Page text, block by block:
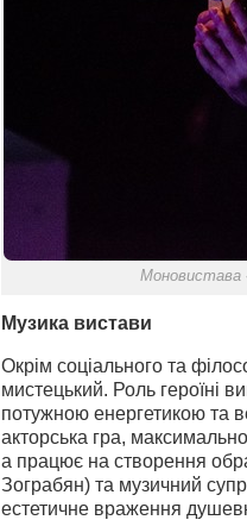
Моновистава
Музика вистави
Окрім соціального та
мистецький. Роль героїні
потужною енергетикою та
акторська гра,
а працює на створення
Зограбян) та музичний
естетичне враження